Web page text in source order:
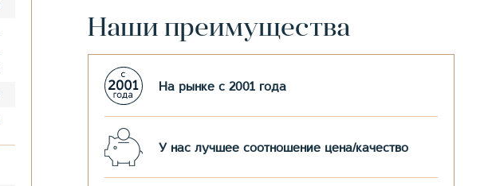
Наши преимущества
На рынке с 2001 года
У нас лучшее соотношение цена/качество